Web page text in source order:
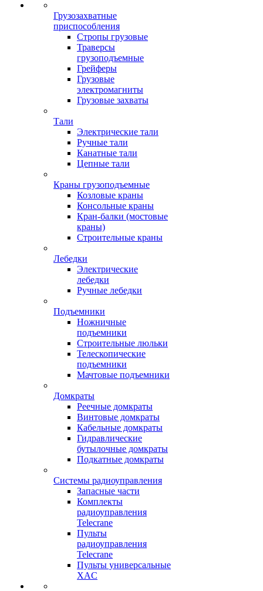
Грузозахватные
приспособления
Стропы грузовые
Траверсы
грузоподъемные
Грейферы
Грузовые
электромагниты
Грузовые захваты
Тали
Электрические тали
Ручные тали
Канатные тали
Цепные тали
Краны грузоподъемные
Козловые краны
Консольные краны
Кран-балки (мостовые
краны)
Строительные краны
Лебедки
Электрические
лебедки
Ручные лебедки
Подъемники
Ножничные
подъемники
Строительные люльки
Телескопические
подъемники
Мачтовые подъемники
Домкраты
Реечные домкраты
Винтовые домкраты
Кабельные домкраты
Гидравлические
бутылочные домкраты
Подкатные домкраты
Системы радиоуправления
Запасные части
Комплекты
радиоуправления
Telecrane
Пульты
радиоуправления
Telecrane
Пульты универсальные
XAC